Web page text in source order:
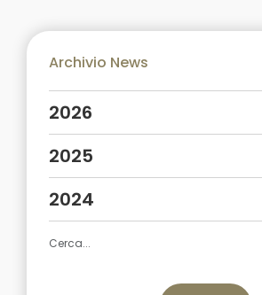
Archivio News
2026
2025
2024